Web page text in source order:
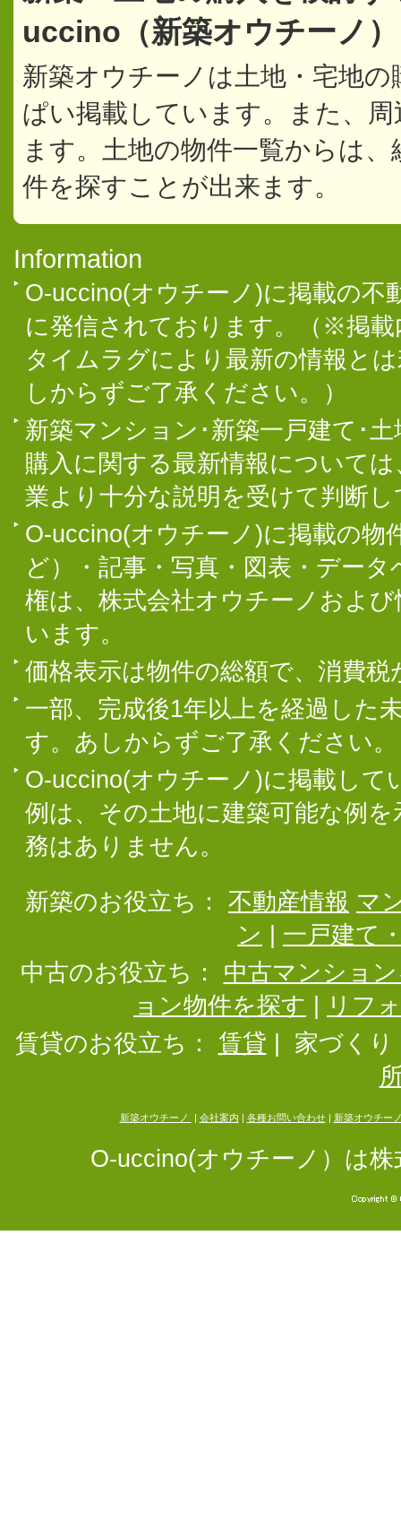
uccino（新築オウチーノ
新築オウチーノは土地・宅地
ぱい掲載しています。また、
ます。土地の物件一覧からは
件を探すことが出来ます。
Information
O-uccino(オウチーノ)に掲載の不
に発信されております。（※掲
タイムラグにより最新の情報と
しからずご了承ください。）
新築マンション･新築一戸建て･
購入に関する最新情報について
業より十分な説明を受けて判断
O-uccino(オウチーノ)に掲載の物
ど）・記事・写真・図表・デー
権は、株式会社オウチーノおよ
います。
価格表示は物件の総額で、消費
一部、完成後1年以上を経過した
す。あしからずご了承ください。
O-uccino(オウチーノ)に掲載して
例は、その土地に建築可能な例
務はありません。
新築のお役立ち： 不動産情報 マ
ン
一戸建て
中古のお役立ち：
中古マンショ
ョン物件を探す
リフ
賃貸のお役立ち：
賃貸
家づくり
新築オウチーノ 会社案内 各種お問い合わせ| 新築オウチー
O-uccino(オウチーノ）は